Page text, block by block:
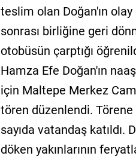
teslim olan Doğan'ın
sonrası birliğine geri
otobüsün çarptığı
Hamza Efe Doğan'ın
için Maltepe Merkez
tören düzenlendi. Törene
sayıda vatandaş katıldı.
döken yakınlarının